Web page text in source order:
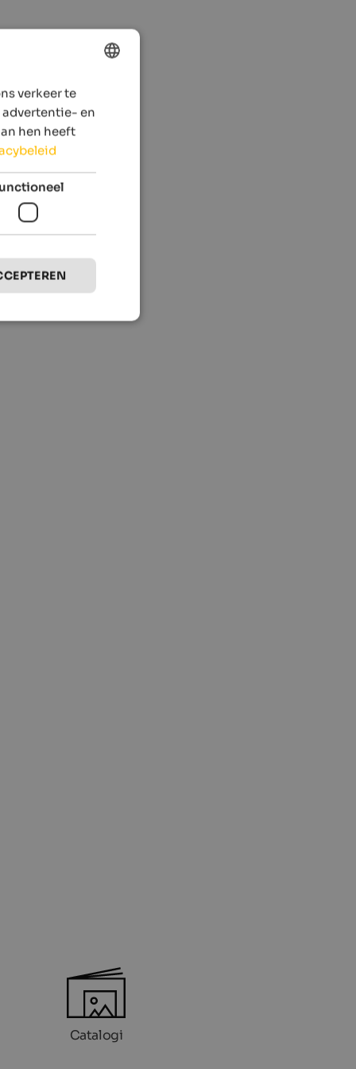
Catalogi
ENGLISH
DUTCH
verkeer te
advertentie- en
hen heeft